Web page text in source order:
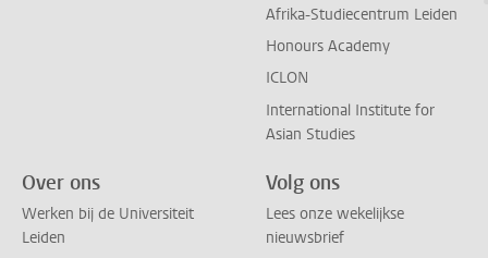
Afrika-Studiecentrum Leiden
Honours Academy
ICLON
International Institute for
Asian Studies
Over ons
Werken bij de Universiteit
Leiden
Volg ons
Lees onze wekelijkse
nieuwsbrief